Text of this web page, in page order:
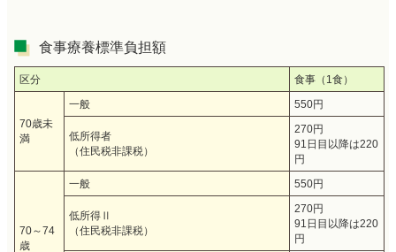
食事療養標準負担額
区分 食事（1食）
70歳未
満
一般 550円
低所得者
（住民税非課税）
270円
91日目以降は220
円
70～74
歳
一般 550円
低所得Ⅱ
（住民税非課税）
270円
91日目以降は220
円